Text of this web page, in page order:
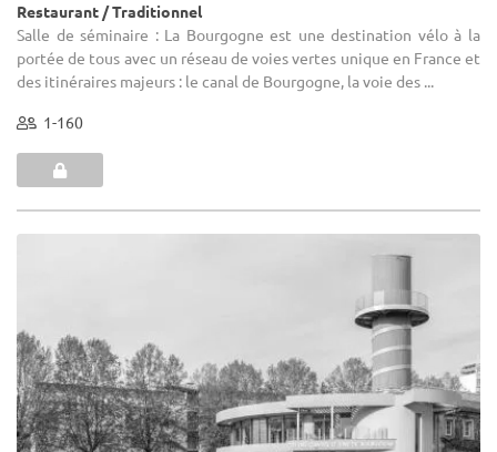
Restaurant / Traditionnel
Salle de séminaire : La Bourgogne est une destination vélo à la
portée de tous avec un réseau de voies vertes unique en France et
des itinéraires majeurs : le canal de Bourgogne, la voie des ...
1-160